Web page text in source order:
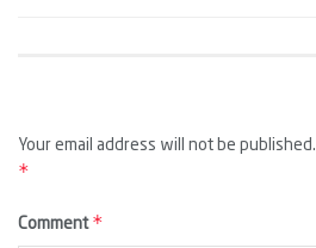
Your email address will not be published.
*
Comment *